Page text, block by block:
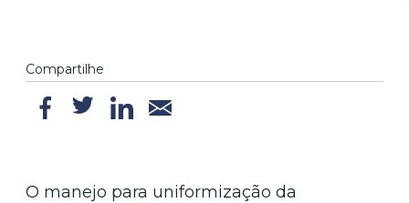
Compartilhe
O manejo para uniformização da